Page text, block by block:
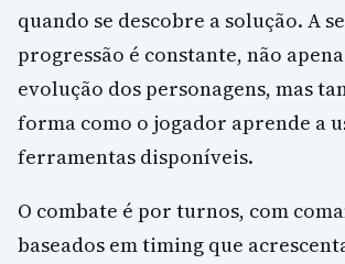
quando se descobre a solução. A
progressão é constante, não
evolução dos personagens, mas
forma como o jogador aprende a
ferramentas disponíveis.
O combate é por turnos, com
baseados em timing que